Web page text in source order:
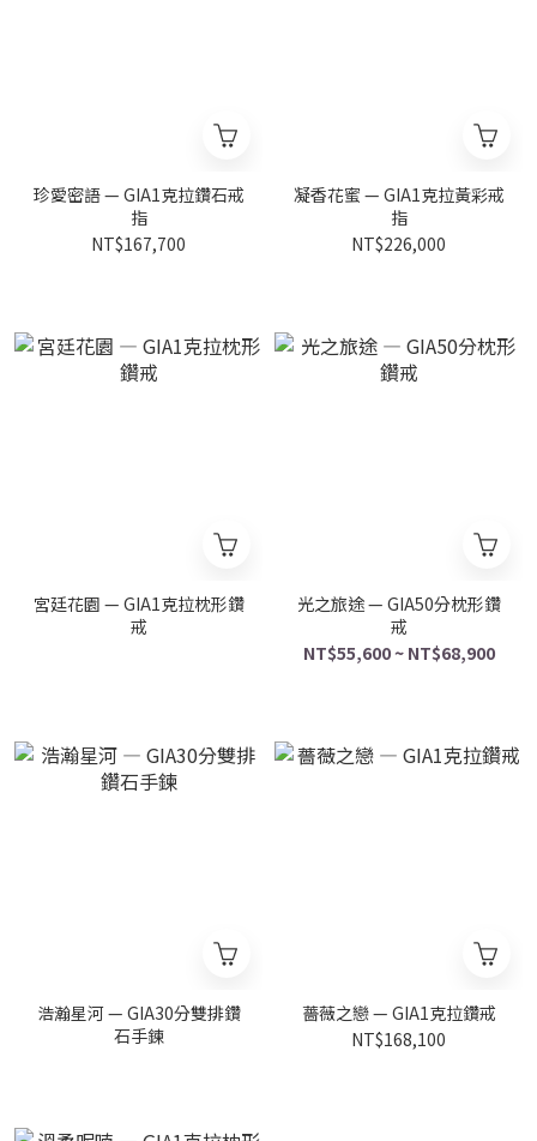
珍愛密語 — GIA1克拉鑽石戒
指
NT$167,700
凝香花蜜 — GIA1克拉黃彩戒
指
NT$226,000
宮廷花園 — GIA1克拉枕形鑽
戒
光之旅途 — GIA50分枕形鑽
戒
NT$55,600 ~ NT$68,900
浩瀚星河 — GIA30分雙排鑽
石手鍊
薔薇之戀 — GIA1克拉鑽戒
NT$168,100